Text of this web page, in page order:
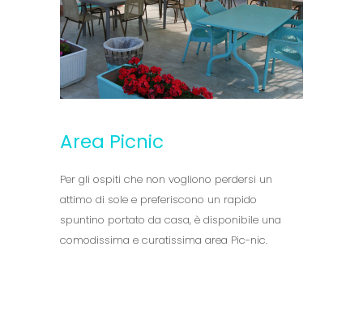
Area Picnic
Per gli ospiti che non vogliono perdersi un
attimo di sole e preferiscono un rapido
spuntino portato da casa, è disponibile una
comodissima e curatissima area Pic-nic.